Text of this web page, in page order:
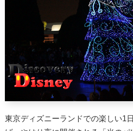
東京ディズニーランドでの楽しい1